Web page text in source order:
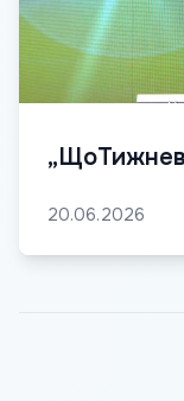
20.06.2026